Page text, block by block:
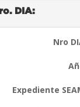
DIA:
Nro
Expediente